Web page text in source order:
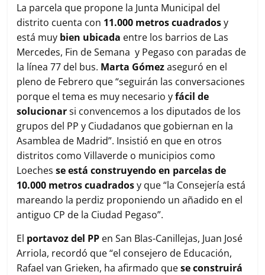
La parcela que propone la Junta Municipal del
distrito cuenta con 11.000 metroscuadradosy
está muy bien ubicada entre los barrios de Las
Mercedes, Fin de Semana y Pegaso con paradas de
la línea 77 del bus. Marta Gómezaseguró en el
pleno de Febrero que “seguirán las conversaciones
porque el tema es muy necesario yfácil de
solucionarsi convencemos a los diputados de los
grupos del PP y Ciudadanos que gobiernan en la
Asamblea de Madrid”. Insistió en que en otros
distritos como Villaverde o municipios como
Loechesse está construyendo en parcelas de
10.000 metros cuadradosy que “la Consejería está
mareando la perdiz proponiendo un añadido en el
antiguo CP de la Ciudad Pegaso”.
El portavoz del PP en San Blas-Canillejas, Juan José
Arriola, recordó que “el consejero de Educación,
Rafael van Grieken, ha afirmado quese construirá